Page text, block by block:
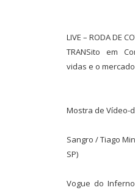
LIVE – RODA DE
TRANSito em
vidas e o
Mostra de Vídeo-
Sangro / Tiago
SP)
Vogue do